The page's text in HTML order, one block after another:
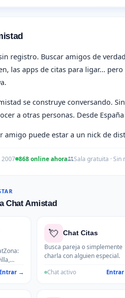
registro. Buscar amigos de
las apps de citas para ligar...
se construye conversando.
a otras personas. Desde
amigo puede estar a un nick de
2007 868 online ahora Sala gratuita · Sin
Chat Amistad
Entrar →
💘 Chat Citas
Busca pareja o simplemente
charla con alguien especial.
Chat activo